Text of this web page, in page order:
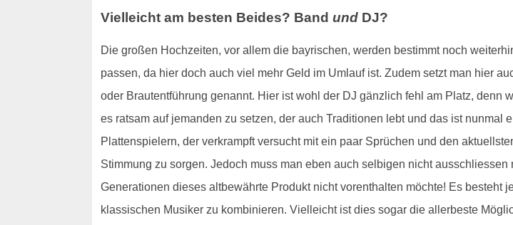
Vielleicht am besten Beides? Band undDJ?
Die großen Hochzeiten, vor allem die bayrischen, werden bestimmt noch
passen, da hier doch auch viel mehr Geld im Umlauf ist. Zudem setzt man hier
oder Brautentführung genannt. Hier ist wohl der DJ gänzlich fehl am Platz,
es ratsam auf jemanden zu setzen, der auch Traditionen lebt und das ist nunmal
Plattenspielern, der verkrampft versucht mit ein paar Sprüchen und den
Stimmung zu sorgen. Jedoch muss man eben auch selbigen nicht
Generationen dieses altbewährte Produkt nicht vorenthalten möchte! Es besteht
klassischen Musiker zu kombinieren. Vielleicht ist dies sogar die allerbeste